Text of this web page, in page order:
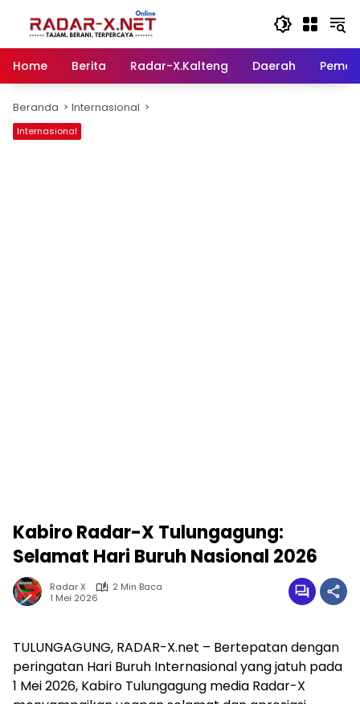
konten
Home
Berita Radar-X.Kalteng Daerah
Beranda Internasional
Internasional
Kabiro Radar-X Tulungagung:
Selamat Hari Buruh Nasional 2026
Radar X
2 Min Baca
1 Mei 2026
TULUNGAGUNG, RADAR-X.net – Bertepatan dengan
peringatan Hari Buruh Internasional yang jatuh pada
1 Mei 2026, Kabiro Tulungagung media Radar-X